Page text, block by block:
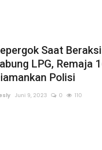
Saat
LPG, Remaja
Polisi
Juni 9, 2023 0 110